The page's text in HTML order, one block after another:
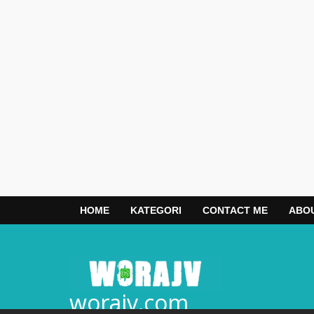
HOME KATEGORI CONTACT ME
worajv.com